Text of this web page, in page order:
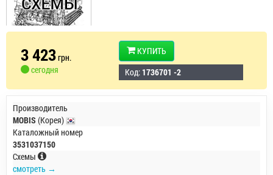
3 423грн.
сегодня
КУПИТЬ
Код: 1736701 -2
Производитель
MOBIS (Корея)
Каталожный номер
3531037150
Схемы
смотреть →